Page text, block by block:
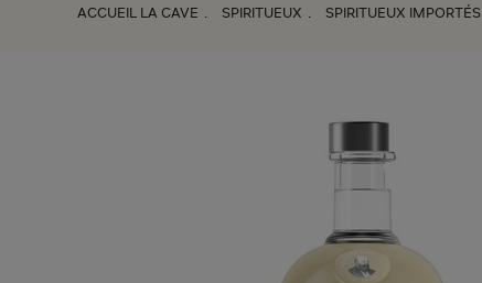
ACCUEIL LA CAVE SPIRITUEUX SPIRITUEUX IMPORTÉS